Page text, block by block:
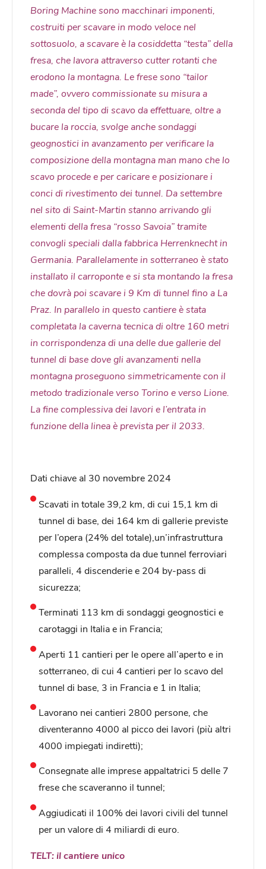
Boring Machine sono macchinari imponenti,
costruiti per scavare in modo veloce nel
sottosuolo, a scavare è la cosiddetta “testa” della
fresa, che lavora attraverso cutter rotanti che
erodono la montagna. Le frese sono “tailor
made”, ovvero commissionate su misura a
seconda del tipo di scavo da effettuare, oltre a
bucare la roccia, svolge anche sondaggi
geognostici in avanzamento per verificare la
composizione della montagna man mano che lo
scavo procede e per caricare e posizionare i
conci di rivestimento dei tunnel. Da settembre
nel sito di Saint-Martin stanno arrivando gli
elementi della fresa “rosso Savoia” tramite
convogli speciali dalla fabbrica Herrenknecht in
Germania. Parallelamente in sotterraneo è stato
installato il carroponte e si sta montando la fresa
che dovrà poi scavare i 9 Km di tunnel fino a La
Praz. In parallelo in questo cantiere è stata
completata la caverna tecnica di oltre 160 metri
in corrispondenza di una delle due gallerie del
tunnel di base dove gli avanzamenti nella
montagna proseguono simmetricamente con il
metodo tradizionale verso Torino e verso Lione.
La fine complessiva dei lavori e l’entrata in
funzione della linea è prevista per il 2033.
Dati chiave al 30 novembre 2024
Scavati in totale 39,2 km, di cui 15,1 km di
tunnel di base, dei 164 km di gallerie previste
per l’opera (24% del totale),un’infrastruttura
complessa composta da due tunnel ferroviari
paralleli, 4 discenderie e 204 by-pass di
sicurezza;
Terminati 113 km di sondaggi geognostici e
carotaggi in Italia e in Francia;
Aperti 11 cantieri per le opere all’aperto e in
sotterraneo, di cui 4 cantieri per lo scavo del
tunnel di base, 3 in Francia e 1 in Italia;
Lavorano nei cantieri 2800 persone, che
diventeranno 4000 al picco dei lavori (più altri
4000 impiegati indiretti);
Consegnate alle imprese appaltatrici 5 delle 7
frese che scaveranno il tunnel;
Aggiudicati il 100% dei lavori civili del tunnel
per un valore di 4 miliardi di euro.
TELT: il cantiere unico